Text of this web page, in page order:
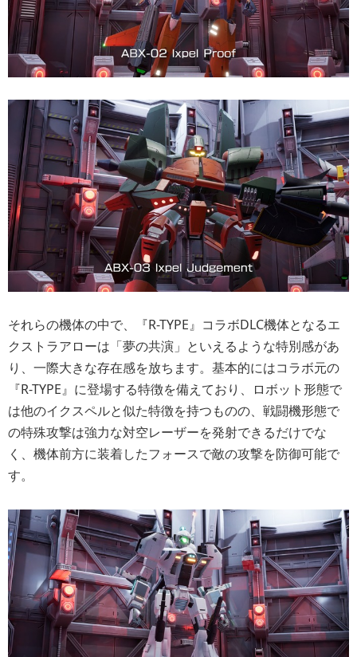
それらの機体の中で、『R-TYPE』コラボDLC機体となるエ
クストラアローは「夢の共演」といえるような特別感があ
り、一際大きな存在感を放ちます。基本的にはコラボ元の
『R-TYPE』に登場する特徴を備えており、ロボット形態で
は他のイクスペルと似た特徴を持つものの、戦闘機形態で
の特殊攻撃は強力な対空レーザーを発射できるだけでな
く、機体前方に装着したフォースで敵の攻撃を防御可能で
す。